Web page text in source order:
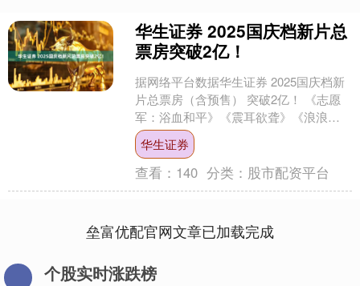
华生证券 2025国庆档新片总
票房突破2亿！
据网络平台数据华生证券 2025国庆档新
片总票房（含预售） 突破2亿！ 《志愿
军：浴血和平》《震耳欲聋》《浪浪人
生》 分列前三位 这个国庆档华生证券 大
银幕再度....
华生证券
查看： 140 分类： 股市配资平台
垒富优配官网文章已加载完成
个股实时涨跌榜